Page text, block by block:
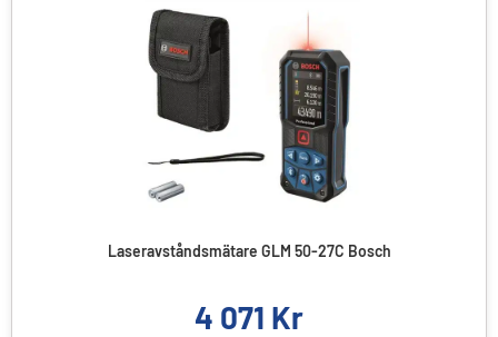
Laseravståndsmätare GLM 50-27C Bosch
4 071 Kr